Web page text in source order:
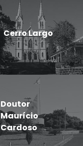
Cerro Largo
Doutor
Maurício
Cardoso